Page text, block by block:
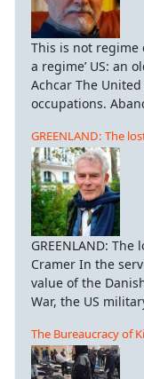
This is not regime
a regime’ US: an
Achcar The
occupations.
GREENLAND: The
GREENLAND:
Cramer In the
value of the
War, the US
The Bureaucracy of